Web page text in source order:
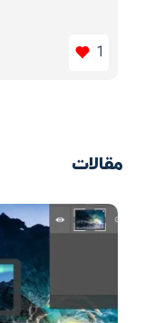
1
مقالات